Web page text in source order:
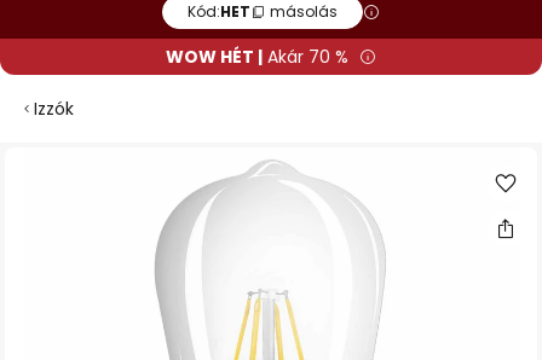
Kód:HET másolás
WOW HÉT | Akár 70 %
Izzók